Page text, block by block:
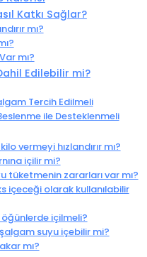
Katkı Sağlar?
mı?
mı?
Edilebilir mi?
Tercih Edilmeli
ile Desteklenmeli
vermeyi hızlandırır mı?
içilir mi?
tüketmenin zararları var mı?
içeceği olarak kullanılabilir
içilmeli?
suyu içebilir mi?
mı?